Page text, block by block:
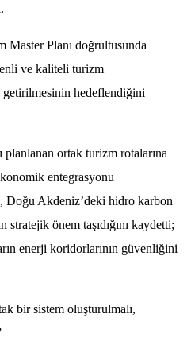
Master Planı doğrultusunda
ve kaliteli turizm
getirilmesinin hedeflendiğini
planlanan ortak turizm rotalarına
entegrasyonu
Doğu Akdeniz’deki hidro karbon
stratejik önem taşıdığını kaydetti;
enerji koridorlarının güvenliğini
bir sistem oluşturulmalı,